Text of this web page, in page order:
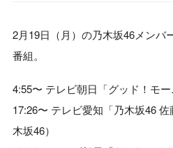
2月19日（月）の乃木坂46メンバ
番組。
4:55〜 テレビ朝日「グッド！モ
17:26〜 テレビ愛知「乃木坂46
木坂46）